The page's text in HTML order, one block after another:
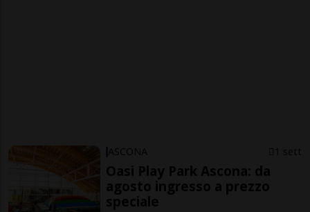
ASCONA 1 sett
Oasi Play Park Ascona: da
agosto ingresso a prezzo
speciale